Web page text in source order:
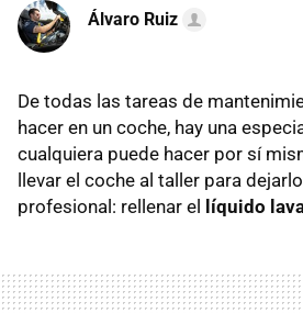
Álvaro Ruiz
De todas las tareas de
hacer en un coche, hay una
cualquiera puede hacer por sí
llevar el coche al taller para
profesional: rellenar el
líquido